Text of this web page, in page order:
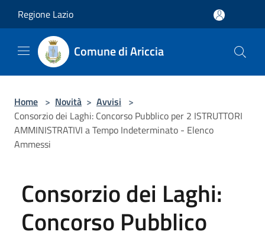
Regione Lazio
Comune di Ariccia
Home > Novità > Avvisi >
Consorzio dei Laghi: Concorso Pubblico per 2 ISTRUTTORI
AMMINISTRATIVI a Tempo Indeterminato - Elenco
Ammessi
Consorzio dei Laghi:
Concorso Pubblico